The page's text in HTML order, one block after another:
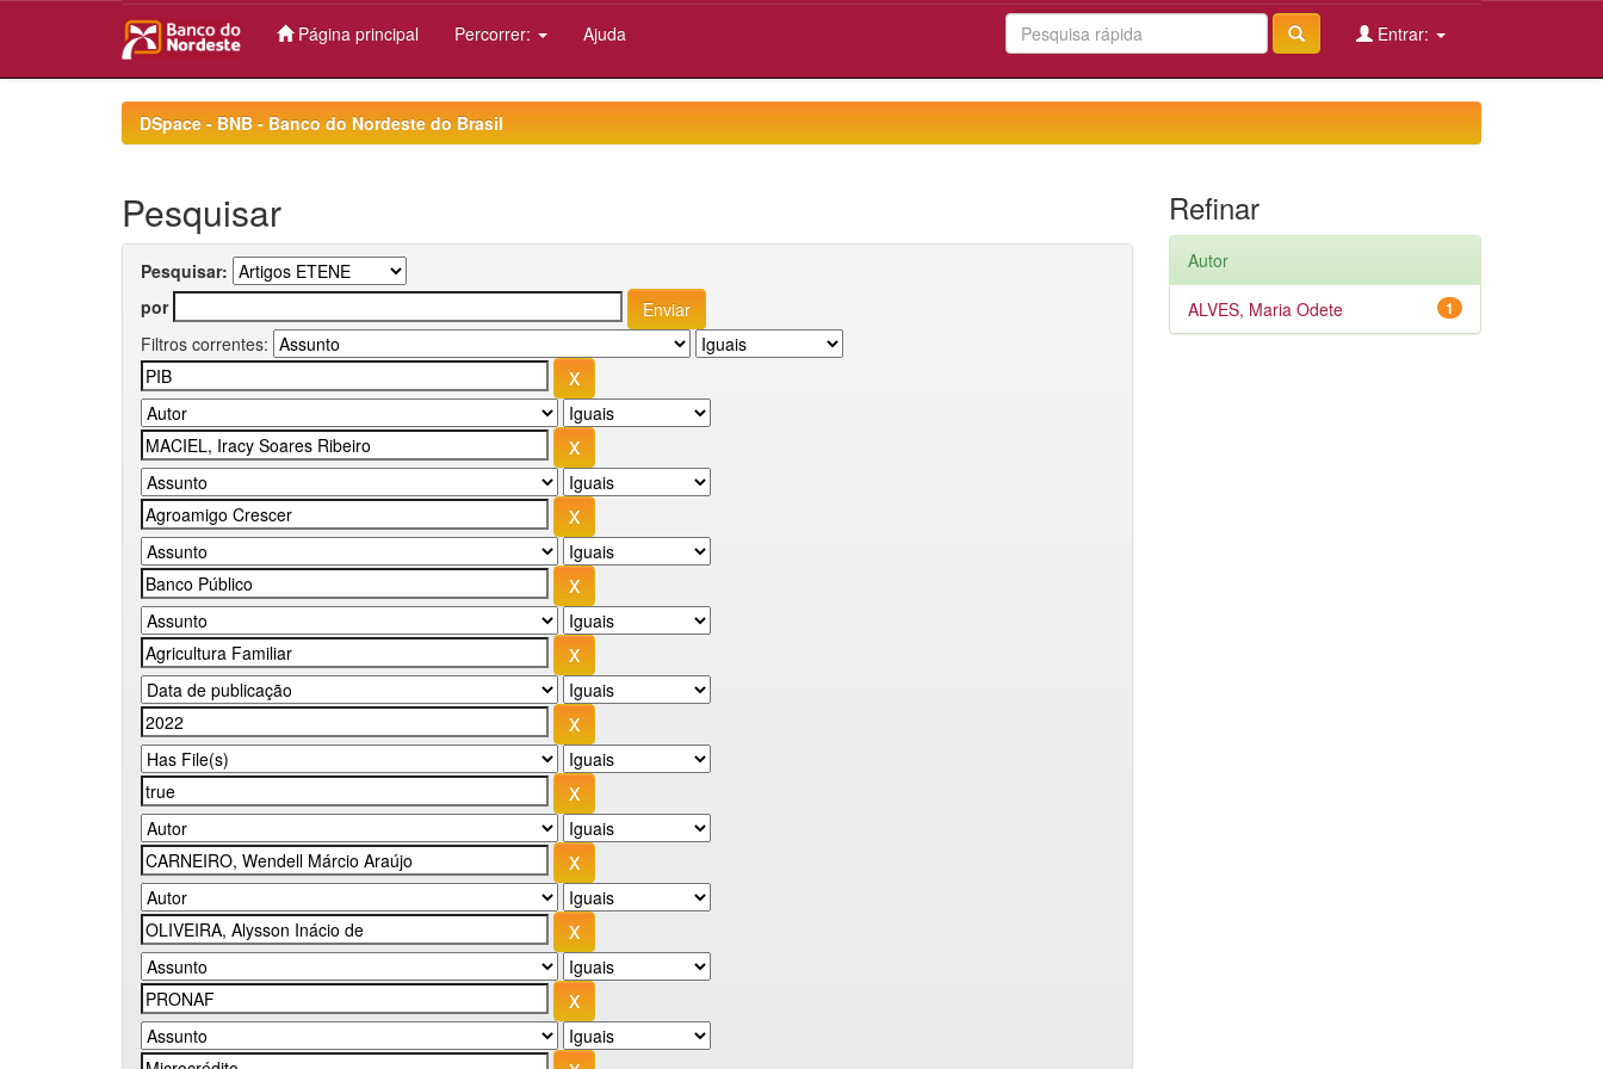
Página principal Percorrer: Ajuda Entrar:
DSpace - BNB - Banco do Nordeste do Brasil
Pesquisar
Pesquisar:
por
Filtros correntes:
Refinar
Autor
1
ALVES, Maria Odete